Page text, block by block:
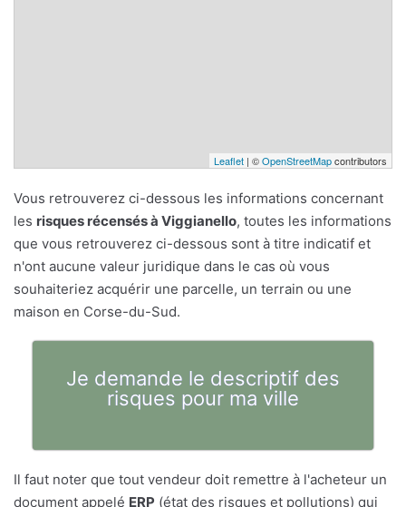
Leaflet | ©OpenStreetMapcontributors
Vous retrouverez ci-dessous les informations concernant
les risques récensés à Viggianello, toutes les informations
que vous retrouverez ci-dessous sont à titre indicatif et
n'ont aucune valeur juridique dans le cas où vous
souhaiteriez acquérir une parcelle, un terrain ou une
maison en Corse-du-Sud.
Je demande le descriptif des
risques pour ma ville
Il faut noter que tout vendeur doit remettre à l'acheteur un
document appelé ERP (état des risques et pollutions) qui